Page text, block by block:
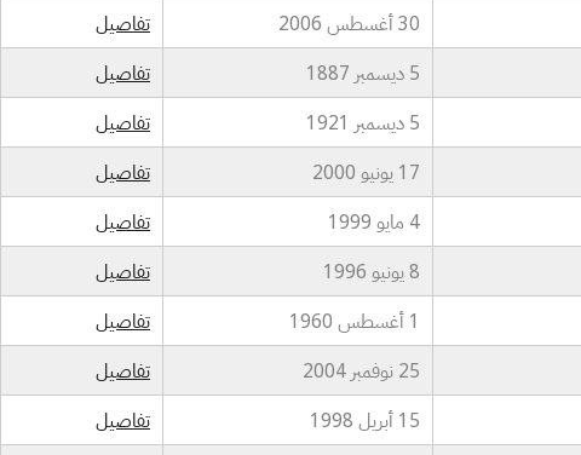
30 أغسطس 2006
تفاصيل
5 ديسمبر 1887
تفاصيل
5 ديسمبر 1921
تفاصيل
17 يونيو 2000
تفاصيل
4 مايو 1999
تفاصيل
8 يونيو 1996
تفاصيل
1 أغسطس 1960
تفاصيل
25 نوفمبر 2004
تفاصيل
15 أبريل 1998
تفاصيل